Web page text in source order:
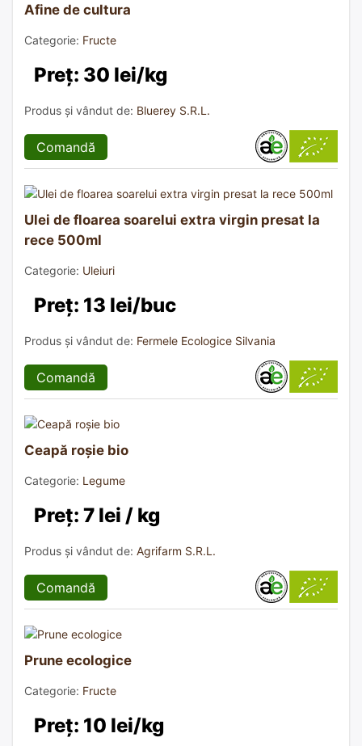
Afine de cultura
Categorie: Fructe
Preț: 30 lei/kg
Produs și vândut de: Bluerey S.R.L.
Comandă
Ulei de floarea soarelui extra virgin presat la
rece 500ml
Categorie: Uleiuri
Preț: 13 lei/buc
Produs și vândut de: Fermele Ecologice Silvania
Comandă
Ceapă roșie bio
Categorie: Legume
Preț: 7 lei / kg
Produs și vândut de: Agrifarm S.R.L.
Comandă
Prune ecologice
Categorie: Fructe
Preț: 10 lei/kg